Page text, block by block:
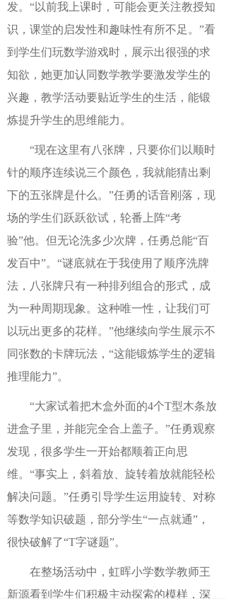
发。“以前我上课时，可能会更关注教授知
识，课堂的启发性和趣味性有所不足。”看
到学生们玩数学游戏时，展示出很强的求
知欲，她更加认同数学教学要激发学生的
兴趣，教学活动要贴近学生的生活，能锻
炼提升学生的思维能力。
“现在这里有八张牌，只要你们以顺时
针的顺序连续说三个颜色，我就能猜出剩
下的五张牌是什么。”任勇的话音刚落，现
场的学生们跃跃欲试，轮番上阵“考
验”他。但无论洗多少次牌，任勇总能“百
发百中”。“谜底就在于我使用了顺序洗牌
法，八张牌只有一种排列组合的形式，成
为一种周期现象。这种唯一性，让我们可
以玩出更多的花样。”他继续向学生展示不
同张数的卡牌玩法，“这能锻炼学生的逻辑
推理能力”。
“大家试着把木盒外面的4个T型木条放
进盒子里，并能完全合上盖子。”任勇观察
发现，很多学生一开始都顺着正向思
维。“事实上，斜着放、旋转着放就能轻松
解决问题。”任勇引导学生运用旋转、对称
等数学知识破题，部分学生“一点就通”，
很快破解了“T字谜题”。
在整场活动中，虹晖小学数学教师王
新源看到学生们积极主动探索的模样，深